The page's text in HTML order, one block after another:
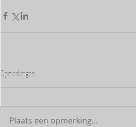
Opmerkingen
Plaats een opmerking...